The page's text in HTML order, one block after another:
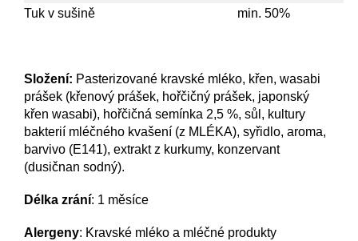
Tuk v sušině
min. 50%
Složení: Pasterizované kravské mléko, křen, wasabi
prášek (křenový prášek, hořčičný prášek, japonský
křen wasabi), hořčičná semínka 2,5 %, sůl, kultury
bakterií mléčného kvašení (z MLÉKA), syřidlo, aroma,
barvivo (E141), extrakt z kurkumy, konzervant
(dusičnan sodný).
Délka zrání: 1 měsíce
Alergeny: Kravské mléko a mléčné produkty